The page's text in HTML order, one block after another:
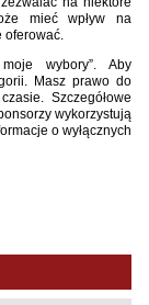
na dialog są
– podkreślił
Kibicami w PZPN
Kibice Razem
nożnej w całym
z naszego serwisu